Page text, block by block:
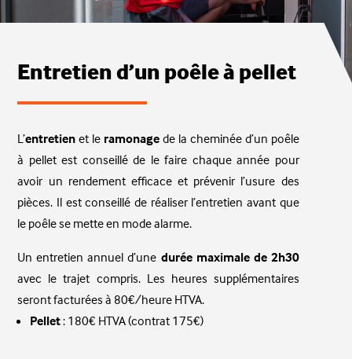
Entretien d’un poêle à pellet
L’entretienet le ramonage de la cheminée d’un poêle
à pellet est conseillé de le faire chaque année pour
avoir un rendement efficace et prévenir l’usure des
pièces. Il est conseillé de réaliser l’entretien avant que
le poêle se mette en mode alarme.
Un entretien annuel d’une durée maximale de 2h30
avec le trajet compris. Les heures supplémentaires
seront facturées à 80€/heure HTVA.
Pellet: 180€ HTVA (contrat 175€)